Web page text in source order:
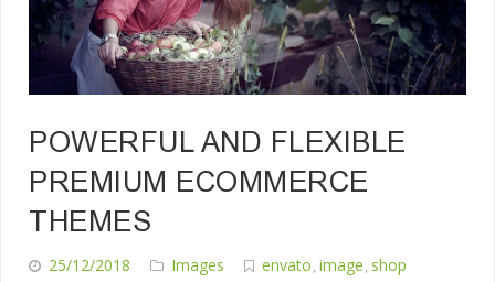
POWERFUL AND FLEXIBLE
PREMIUM ECOMMERCE
THEMES
25/12/2018 Images envato,image, shop